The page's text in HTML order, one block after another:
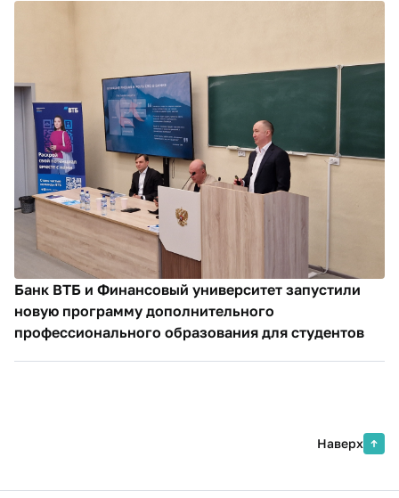
Банк ВТБ и Финансовый университет запустили
новую программу дополнительного
профессионального образования для студентов
Наверх